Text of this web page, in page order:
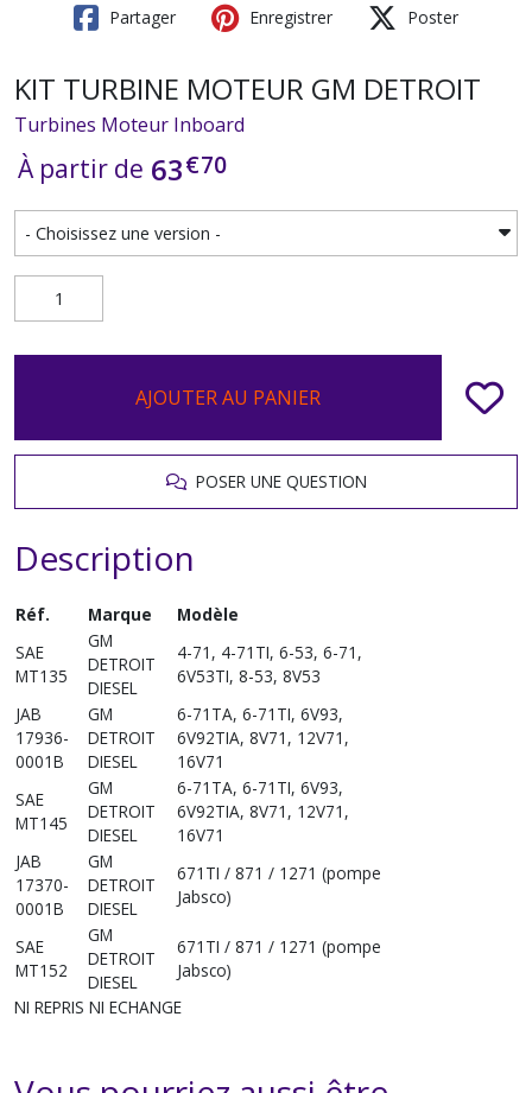
Partager Enregistrer Poster
KIT TURBINE MOTEUR GM DETROIT
Turbines Moteur Inboard
À partir de 63€70
AJOUTER AU PANIER
POSER UNE QUESTION
Description
Réf. Marque
Modèle
SAE
MT135
GM
DETROIT
DIESEL
4-71, 4-71TI, 6-53, 6-71,
6V53TI, 8-53, 8V53
JAB
17936-
0001B
GM
DETROIT
DIESEL
6-71TA, 6-71TI, 6V93,
6V92TIA, 8V71, 12V71,
16V71
SAE
MT145
GM
DETROIT
DIESEL
6-71TA, 6-71TI, 6V93,
6V92TIA, 8V71, 12V71,
16V71
JAB
17370-
0001B
GM
DETROIT
DIESEL
671TI / 871 / 1271 (pompe
Jabsco)
SAE
MT152
GM
DETROIT
DIESEL
671TI / 871 / 1271 (pompe
Jabsco)
NI REPRIS NI ECHANGE